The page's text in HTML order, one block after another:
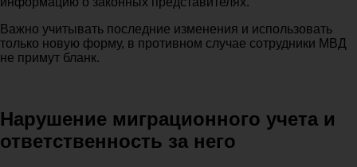
Важно учитывать последние изменения и использовать
только новую форму, в противном случае сотрудники МВД
не примут бланк.
Нарушение миграционного учета и
ответственность за него